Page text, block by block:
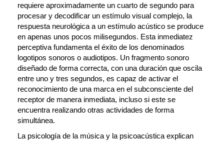
requiere aproximadamente un cuarto de segundo para
procesar y decodificar un estímulo visual complejo, la
respuesta neurológica a un estímulo acústico se produce
en apenas unos pocos milisegundos. Esta inmediatez
perceptiva fundamenta el éxito de los denominados
logotipos sonoros o audiotipos. Un fragmento sonoro
diseñado de forma correcta, con una duración que oscila
entre uno y tres segundos, es capaz de activar el
reconocimiento de una marca en el subconsciente del
receptor de manera inmediata, incluso si este se
encuentra realizando otras actividades de forma
simultánea.
La psicología de la música y la psicoacústica explican